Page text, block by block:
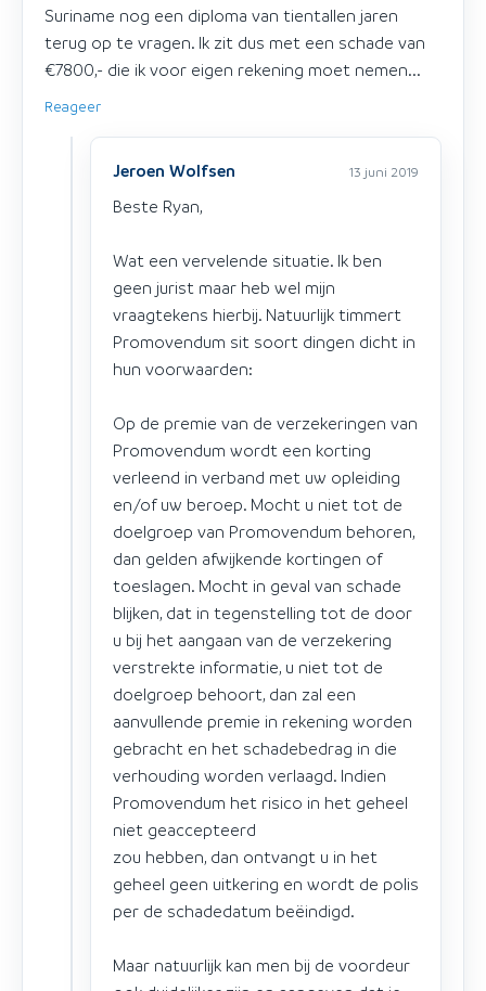
Suriname nog een diploma van tientallen jaren
terug op te vragen. Ik zit dus met een schade van
€7800,- die ik voor eigen rekening moet nemen...
Reageer
Jeroen Wolfsen 13 juni 2019
Beste Ryan,
Wat een vervelende situatie. Ik ben
geen jurist maar heb wel mijn
vraagtekens hierbij. Natuurlijk timmert
Promovendum sit soort dingen dicht in
hun voorwaarden:
Op de premie van de verzekeringen van
Promovendum wordt een korting
verleend in verband met uw opleiding
en/of uw beroep. Mocht u niet tot de
doelgroep van Promovendum behoren,
dan gelden afwijkende kortingen of
toeslagen. Mocht in geval van schade
blijken, dat in tegenstelling tot de door
u bij het aangaan van de verzekering
verstrekte informatie, u niet tot de
doelgroep behoort, dan zal een
aanvullende premie in rekening worden
gebracht en het schadebedrag in die
verhouding worden verlaagd. Indien
Promovendum het risico in het geheel
niet geaccepteerd
zou hebben, dan ontvangt u in het
geheel geen uitkering en wordt de polis
per de schadedatum beëindigd.
Maar natuurlijk kan men bij de voordeur